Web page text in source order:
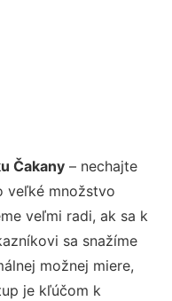
Čakany – nechajte
veľké množstvo
veľmi radi, ak sa k
sa snažíme
možnej miere,
je kľúčom k